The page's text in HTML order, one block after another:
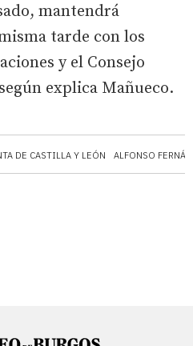
DE CASTILLA Y LEÓN ALFONSO
mantendrá
tarde con los
y el Consejo
explica Mañueco.